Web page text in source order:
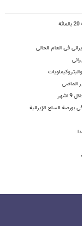
الماضی
بورصة السلع الإیرانیة